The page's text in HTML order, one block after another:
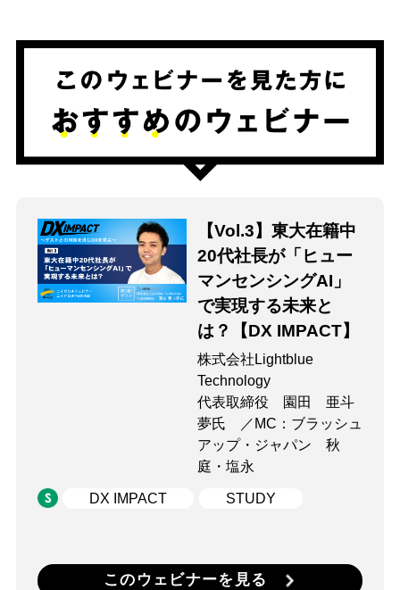
【Vol.3】東大在籍中
20代社長が「ヒュー
マンセンシングAI」
で実現する未来と
は？【DX IMPACT】
株式会社Lightblue
Technology
代表取締役 園田 亜斗
夢氏 ／MC：ブラッシュ
アップ・ジャパン 秋
庭・塩永
DX IMPACT STUDY
このウェビナーを見る